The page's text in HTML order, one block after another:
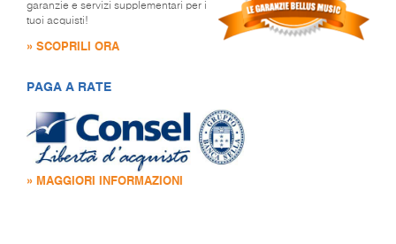
garanzie e servizi supplementari per i
tuoi acquisti!
» SCOPRILI ORA
PAGA A RATE
» MAGGIORI INFORMAZIONI